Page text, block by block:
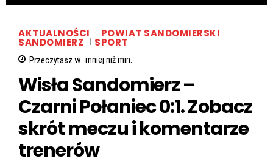
AKTUALNOŚCI POWIAT SANDOMIERSKI
SANDOMIERZ SPORT
Przeczytasz w mniej niżmin.
Wisła Sandomierz –
Czarni Połaniec 0:1. Zobacz
skrót meczu i komentarze
trenerów